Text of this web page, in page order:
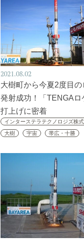
2021.08.02
大樹町から今夏2度目の
発射成功！「TENGAロ
打上げに密着
インターステラテクノロジズ株
大樹
宇宙 帯広・十勝